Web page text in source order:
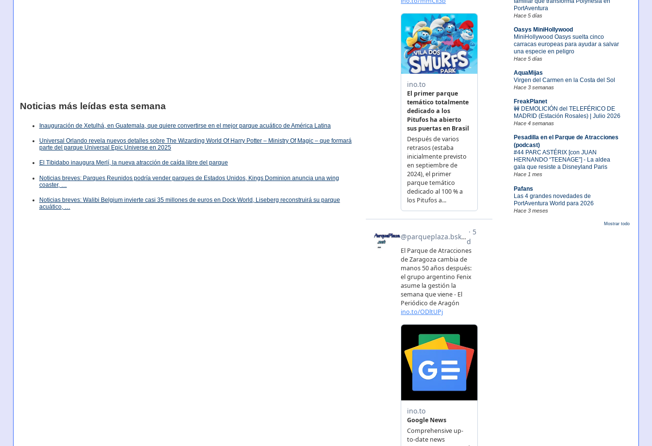
PortAventura
Hace 5 días
Oasys MiniHollywood
MiniHollywood Oasys suelta cinco
carracas europeas para ayudar a salvar
una especie en peligro
Hace 5 días
AquaMijas
Virgen del Carmen en la Costa del Sol
Hace 3 semanas
FreakPlanet
🚧 DEMOLICIÓN del TELEFÉRICO DE
MADRID (Estación Rosales) | Julio 2026
Hace 4 semanas
Pesadilla en el Parque de Atracciones
(podcast)
#44 PARC ASTÉRIX [con JUAN
HERNANDO “TEENAGE”] - La aldea
gala que resiste a Disneyland Paris
Hace 1 mes
Pafans
Las 4 grandes novedades de
PortAventura World para 2026
Hace 3 meses
Mostrar todo
Noticias más leídas esta semana
Inauguración de Xetulhá, en Guatemala, que quiere convertirse en el mejor parque acuático de América Latina
Universal Orlando revela nuevos detalles sobre The Wizarding World Of Harry Potter – Ministry Of Magic – que formará
parte del parque Universal Epic Universe en 2025
El Tibidabo inaugura Merlí, la nueva atracción de caída libre del parque
Noticias breves: Parques Reunidos podría vender parques de Estados Unidos, Kings Dominion anuncia una wing
coaster, …
Noticias breves: Walibi Belgium invierte casi 35 millones de euros en Dock World, Liseberg reconstruirá su parque
acuático, …